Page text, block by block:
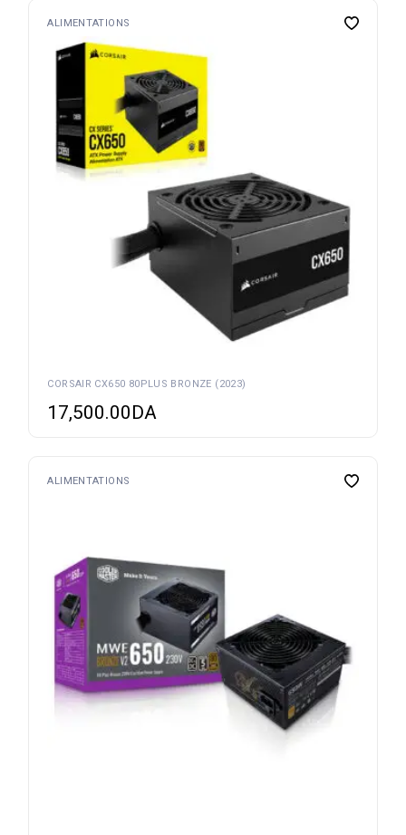
ALIMENTATIONS
CORSAIR CX650 80PLUS BRONZE (2023)
17,500.00DA
ALIMENTATIONS